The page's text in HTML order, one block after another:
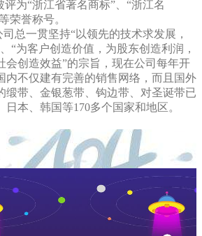
为“浙江省著名商标”、“浙江名
荣誉称号。
总一贯坚持“以领先的技术求发展，
“为客户创造价值，为股东创造利润，
会创造效益”的宗旨，现在公司每年开
内不仅建有完善的销售网络，而且国外
缎带、金银葱带、钩边带、对圣诞带已
本、韩国等170多个国家和地区。